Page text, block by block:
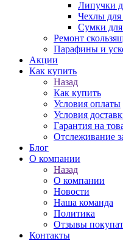
Липучки
Чехлы
Сумки для
Ремонт
Парафины и
Акции
Как купить
Назад
Как купить
Условия оплаты
Условия
Гарантия на
Отслеживание
Блог
О компании
Назад
О компании
Новости
Наша команда
Политика
Отзывы
Контакты